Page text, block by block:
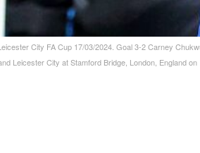
City FA Cup 17/03/2024. Goal 3-2 Carney
Leicester City at Stamford Bridge, London, England